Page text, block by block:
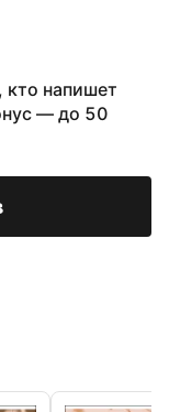
напишет
— до 50